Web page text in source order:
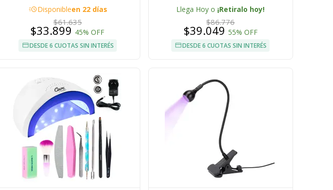
acuteDisponibleen 22 días
$61.635
$33.899 45% OFF
DESDE 6 CUOTAS SIN INTERÉS
Llega Hoy o ¡Retiralo hoy!
$86.776
$39.049 55% OFF
DESDE 6 CUOTAS SIN INTERÉS